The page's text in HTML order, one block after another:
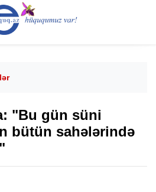
"Bu gün süni
bütün sahələrində